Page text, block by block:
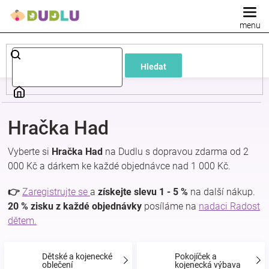
Hledat
Dětské
a
a
Hračka Had
Vyberte si Hračka Had na Dudlu s dopravou zdarma od 2
000 Kč a dárkem ke každé objednávce nad 1 000 Kč.
👉 Zaregistrujte se a získejte slevu 1 - 5 % na další nákup.
20 % zisku z každé objednávky posíláme na nadaci Radost
dětem.
Dětské a kojenecké
oblečení
Pokojíček a
kojenecká výbava